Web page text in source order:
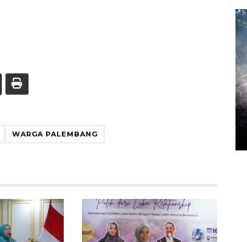
WARGA PALEMBANG
15 June 2026 11:15 WIB